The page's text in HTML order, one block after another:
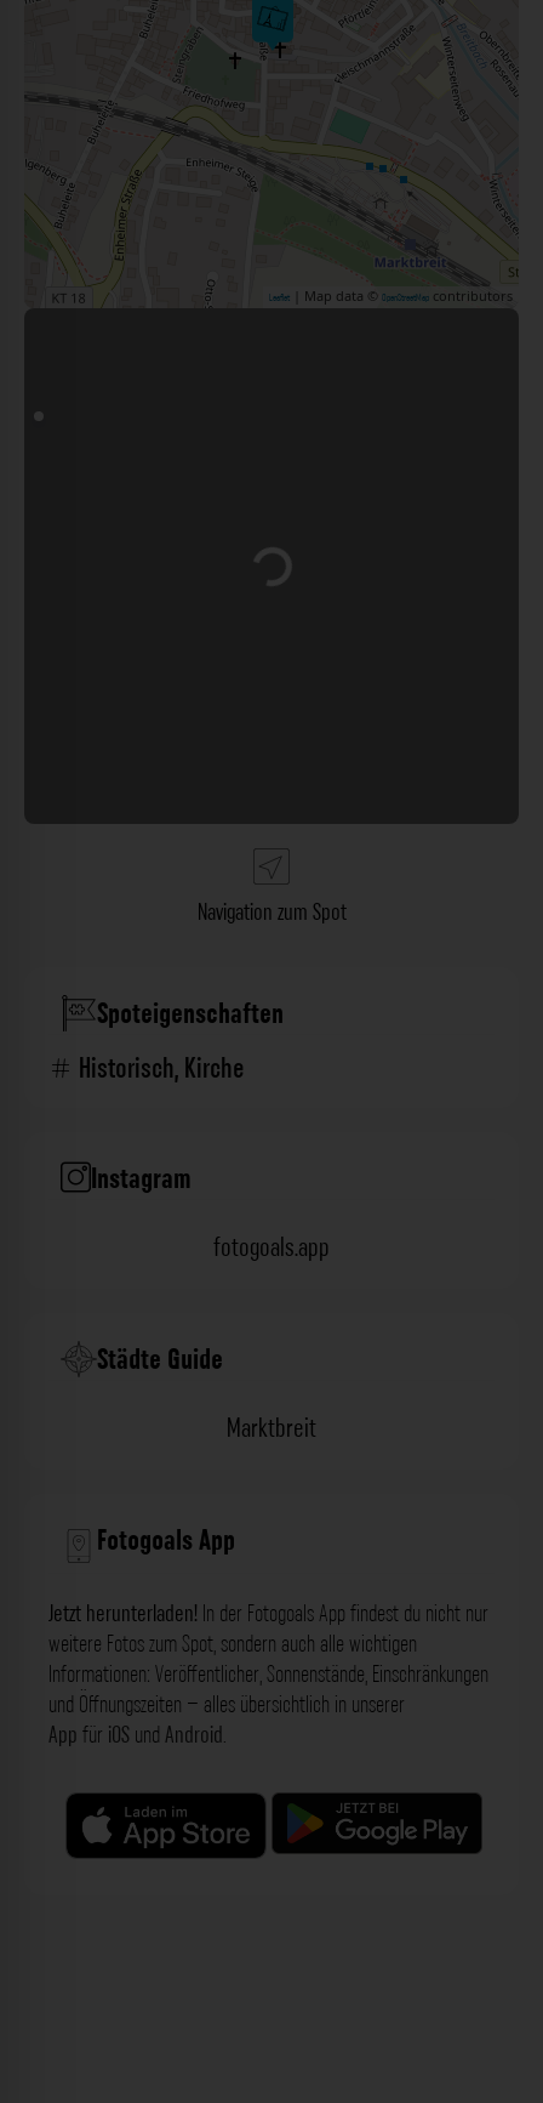
Leaflet | Map data © OpenStreetMap contributors
Wird geladen …
Navigation zum Spot
Spoteigenschaften
Historisch,Kirche
Instagram
fotogoals.app
Städte Guide
Marktbreit
Fotogoals App
Jetzt herunterladen! In der Fotogoals App findest du nicht nur
weitere Fotos zum Spot, sondern auch alle wichtigen
Informationen: Veröffentlicher, Sonnenstände, Einschränkungen
und Öffnungszeiten – alles übersichtlich in unserer
App für iOS und Android.